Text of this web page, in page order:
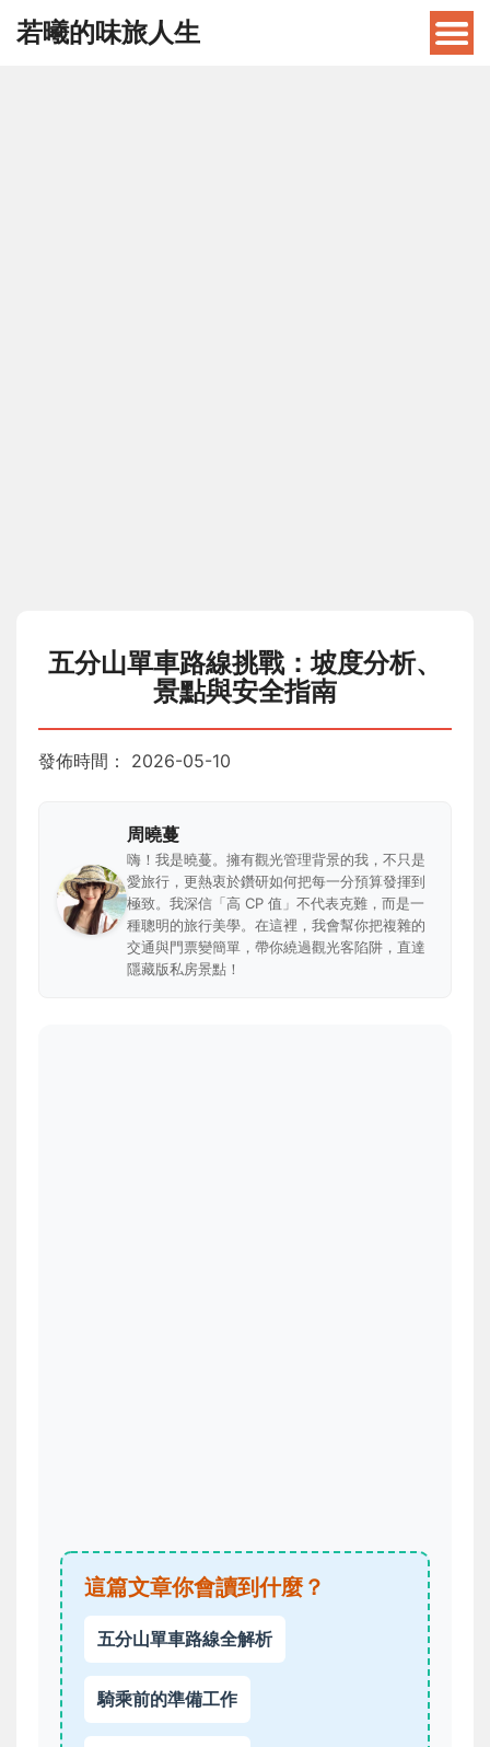
若曦的味旅人生
五分山單車路線挑戰：坡度分析、
景點與安全指南
發佈時間： 2026-05-10
周曉蔓
嗨！我是曉蔓。擁有觀光管理背景的我，不只是
愛旅行，更熱衷於鑽研如何把每一分預算發揮到
極致。我深信「高 CP 值」不代表克難，而是一
種聰明的旅行美學。在這裡，我會幫你把複雜的
交通與門票變簡單，帶你繞過觀光客陷阱，直達
隱藏版私房景點！
這篇文章你會讀到什麼？
五分山單車路線全解析
騎乘前的準備工作